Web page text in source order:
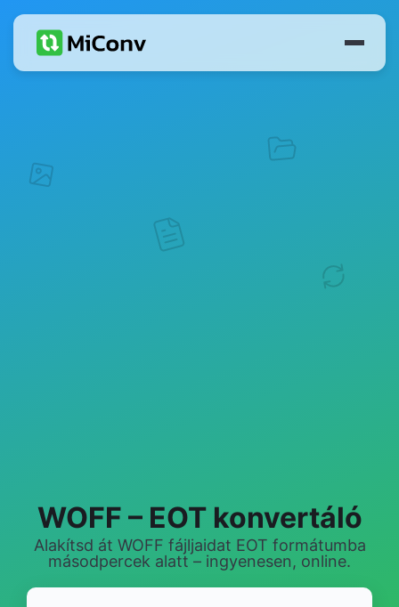
WOFF – EOT konvertáló
Alakítsd át WOFF fájljaidat EOT formátumba
másodpercek alatt – ingyenesen, online.